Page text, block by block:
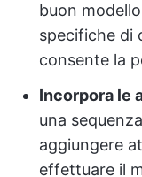
buon
specifiche di
consente la
Incorpora le
una
aggiungere
effettuare il